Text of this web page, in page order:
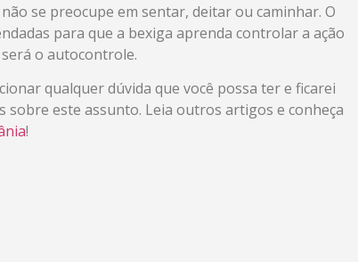
se preocupe em sentar, deitar ou caminhar. O
para que a bexiga aprenda controlar a ação
o autocontrole.
qualquer dúvida que você possa ter e ficarei
este assunto. Leia outros artigos e conheça
!